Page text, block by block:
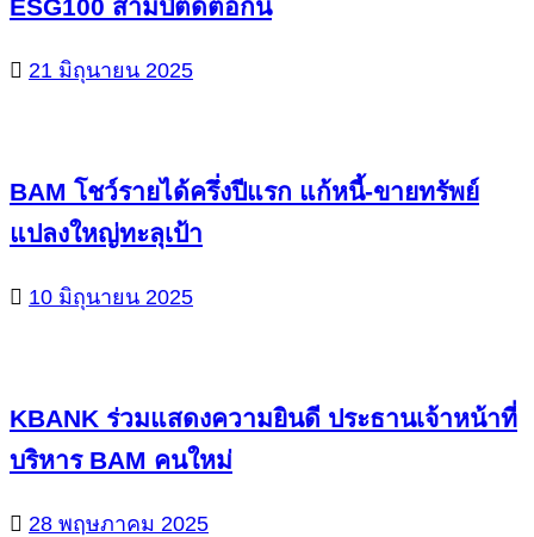
ESG100 สามปีติดต่อกัน
21 มิถุนายน 2025
BAM โชว์รายได้ครึ่งปีแรก แก้หนี้-ขายทรัพย์
แปลงใหญ่ทะลุเป้า
10 มิถุนายน 2025
KBANK ร่วมแสดงความยินดี ประธานเจ้าหน้าที่
บริหาร BAM คนใหม่
28 พฤษภาคม 2025